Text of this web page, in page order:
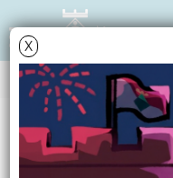
X
AGENDA
Diumenge21